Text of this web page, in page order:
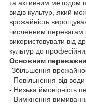
та активним методом
видів культур, який
врожайність
численним перевагам
використовувати від
культур до
Основним
-Збільшення
- Повільнення від
- Низька ймовірність
- Вимкнення